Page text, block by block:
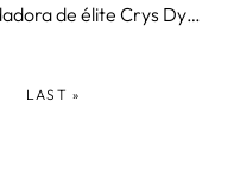
de élite Crys Dyaz
ha
ÚLTIMA
PÁGINA
LAST »